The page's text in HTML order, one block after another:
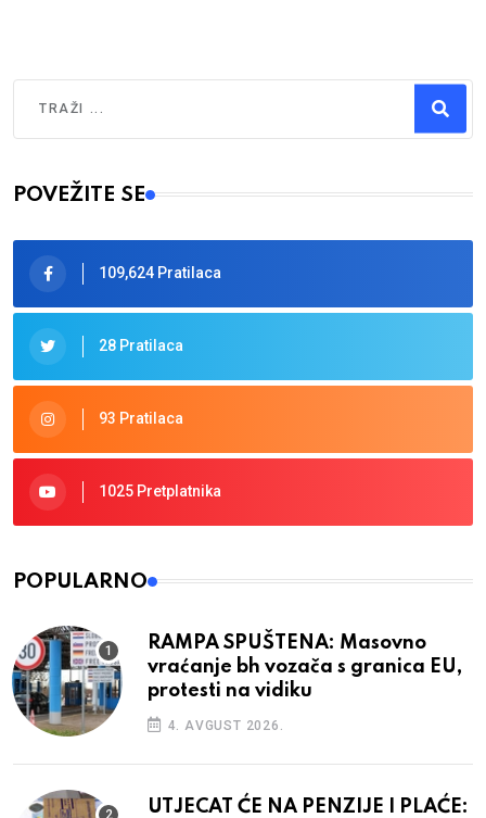
Type 2 or more characters for results.
POVEŽITE SE
109,624 Pratilaca
28 Pratilaca
93 Pratilaca
1025 Pretplatnika
POPULARNO
RAMPA SPUŠTENA: Masovno
vraćanje bh vozača s granica EU,
protesti na vidiku
4. AVGUST 2026.
UTJECAT ĆE NA PENZIJE I PLAĆE: